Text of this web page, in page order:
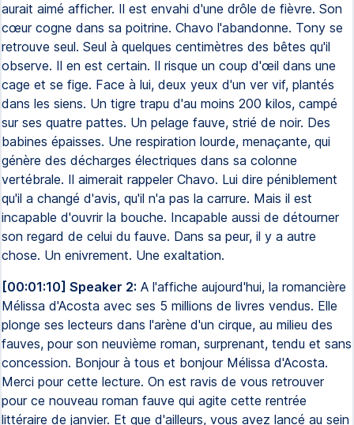
aurait aimé afficher. Il est envahi d'une drôle de fièvre. Son
cœur cogne dans sa poitrine. Chavo l'abandonne. Tony se
retrouve seul. Seul à quelques centimètres des bêtes qu'il
observe. Il en est certain. Il risque un coup d'œil dans une
cage et se fige. Face à lui, deux yeux d'un ver vif, plantés
dans les siens. Un tigre trapu d'au moins 200 kilos, campé
sur ses quatre pattes. Un pelage fauve, strié de noir. Des
babines épaisses. Une respiration lourde, menaçante, qui
génère des décharges électriques dans sa colonne
vertébrale. Il aimerait rappeler Chavo. Lui dire péniblement
qu'il a changé d'avis, qu'il n'a pas la carrure. Mais il est
incapable d'ouvrir la bouche. Incapable aussi de détourner
son regard de celui du fauve. Dans sa peur, il y a autre
chose. Un enivrement. Une exaltation.
[00:01:10] Speaker 2: A l'affiche aujourd'hui, la romancière
Mélissa d'Acosta avec ses 5 millions de livres vendus. Elle
plonge ses lecteurs dans l'arène d'un cirque, au milieu des
fauves, pour son neuvième roman, surprenant, tendu et sans
concession. Bonjour à tous et bonjour Mélissa d'Acosta.
Merci pour cette lecture. On est ravis de vous retrouver
pour ce nouveau roman fauve qui agite cette rentrée
littéraire de janvier. Et que d'ailleurs, vous avez lancé au sein